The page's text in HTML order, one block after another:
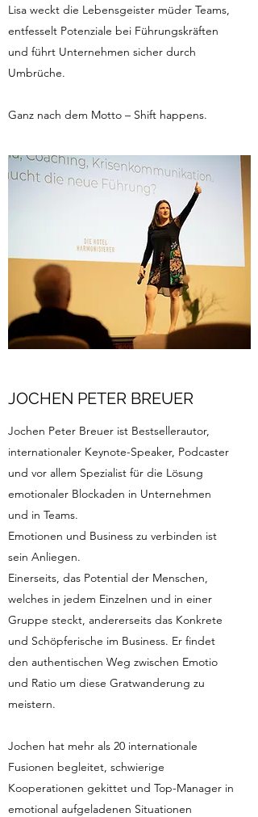
Lisa weckt die Lebensgeister müder Teams,
entfesselt Potenziale bei Führungskräften
und führt Unternehmen sicher durch
Umbrüche.
Ganz nach dem Motto – Shift happens.
JOCHEN PETER BREUER
Jochen Peter Breuer ist Bestsellerautor,
internationaler Keynote-Speaker, Podcaster
und vor allem Spezialist für die Lösung
emotionaler Blockaden in Unternehmen
und in Teams.
Emotionen und Business zu verbinden ist
sein Anliegen.
Einerseits, das Potential der Menschen,
welches in jedem Einzelnen und in einer
Gruppe steckt, andererseits das Konkrete
und Schöpferische im Business. Er findet
den authentischen Weg zwischen Emotio
und Ratio um diese Gratwanderung zu
meistern.
Jochen hat mehr als 20 internationale
Fusionen begleitet, schwierige
Kooperationen gekittet und Top-Manager in
emotional aufgeladenen Situationen